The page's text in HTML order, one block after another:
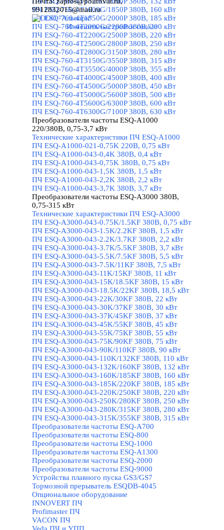
ПЧ ESQ-760-4T1600G/1850P 380В, 160 кВт
ПЧ ESQ-760-4T1850G/2000P 380В, 185 кВт
ПЧ ESQ-760-4T2000G/2200P 380В, 200 кВт
ПЧ ESQ-760-4T2200G/2500P 380В, 220 кВт
ПЧ ESQ-760-4T2500G/2800P 380В, 250 кВт
ПЧ ESQ-760-4T2800G/3150P 380В, 280 кВт
ПЧ ESQ-760-4T3150G/3550P 380В, 315 кВт
ПЧ ESQ-760-4T3550G/4000P 380В, 355 кВт
ПЧ ESQ-760-4T4000G/4500P 380В, 400 кВт
ПЧ ESQ-760-4T4500G/5000P 380В, 450 кВт
ПЧ ESQ-760-4T5000G/5600P 380В, 500 кВт
ПЧ ESQ-760-4T5600G/6300P 380В, 600 кВт
ПЧ ESQ-760-4T6300G/7100P 380В, 630 кВт
Преобразователи частоты ESQ-A1000
220/380В, 0,75-3,7 кВт
Технические характеристики ПЧ ESQ-A1000
ПЧ ESQ-A1000-021-0,75K 220В, 0,75 кВт
ПЧ ESQ-A1000-043-0,4K 380В, 0,4 кВт
ПЧ ESQ-A1000-043-0,75K 380В, 0,75 кВт
ПЧ ESQ-A1000-043-1,5K 380В, 1,5 кВт
ПЧ ESQ-A1000-043-2,2K 380В, 2,2 кВт
ПЧ ESQ-A1000-043-3,7K 380В, 3,7 кВт
Преобразователи частоты ESQ-A3000 380В,
0,75-315 кВт
Технические характеристики ПЧ ESQ-A3000
ПЧ ESQ-A3000-043-0.75K/1.5KF 380В, 0,75 кВт
ПЧ ESQ-A3000-043-1.5K/2.2KF 380В, 1,5 кВт
ПЧ ESQ-A3000-043-2.2K/3.7KF 380В, 2,2 кВт
ПЧ ESQ-A3000-043-3.7K/5.5KF 380В, 3,7 кВт
ПЧ ESQ-A3000-043-5.5K/7.5KF 380В, 5,5 кВт
ПЧ ESQ-A3000-043-7.5K/11KF 380В, 7,5 кВт
ПЧ ESQ-A3000-043-11K/15KF 380В, 11 кВт
ПЧ ESQ-A3000-043-15K/18.5KF 380В, 15 кВт
ПЧ ESQ-A3000-043-18.5K/22KF 380В, 18,5 кВт
ПЧ ESQ-A3000-043-22K/30KF 380В, 22 кВт
ПЧ ESQ-A3000-043-30K/37KF 380В, 30 кВт
ПЧ ESQ-A3000-043-37K/45KF 380В, 37 кВт
ПЧ ESQ-A3000-043-45K/55KF 380В, 45 кВт
ПЧ ESQ-A3000-043-55K/75KF 380В, 55 кВт
ПЧ ESQ-A3000-043-75K/90KF 380В, 75 кВт
ПЧ ESQ-A3000-043-90K/110KF 380В, 90 кВт
ПЧ ESQ-A3000-043-110K/132KF 380В, 110 кВт
ПЧ ESQ-A3000-043-132K/160KF 380В, 132 кВт
ПЧ ESQ-A3000-043-160K/185KF 380В, 160 кВт
ПЧ ESQ-A3000-043-185K/220KF 380В, 185 кВт
ПЧ ESQ-A3000-043-220K/250KF 380В, 220 кВт
ПЧ ESQ-A3000-043-250K/280KF 380В, 250 кВт
ПЧ ESQ-A3000-043-280K/315KF 380В, 280 кВт
ПЧ ESQ-A3000-043-315K/355KF 380В, 315 кВт
Преобразователи частоты ESQ-A700
Преобразователи частоты ESQ-800
Преобразователи частоты ESQ-1000
Преобразователи частоты ESQ-A1300
Преобразователи частоты ESQ-2000
Преобразователи частоты ESQ-9000
Устройства плавного пуска GS3/GS7
Тормозной прерыватель ESQDB-4045
Опциональное оборудование
INNOVERT ПЧ
Profimaster ПЧ
VACON ПЧ
9912832015@mail.ru
Изменить настройки cookie